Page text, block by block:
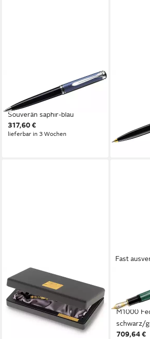
Füllfederhalter
Kugelschreiber K805
Souverän saphir-blau
317,60 €
lieferbar in 3 Wochen
schwarz/
216,55 €
PELIKAN
Füllfederhalter
Kolbenfüllhalter Toledo M900
Feder B schwarz
1.770,52 €
Fast
M1000
schwarz/
709,64 €